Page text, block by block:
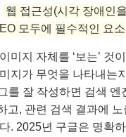
웹 접근성(시각 장애인
모두에 필수적인 요소
미지 자체를 ‘보는’ 것
지가 무엇을 나타내는
를 잘 작성하면 검색 엔
고, 관련 검색 결과에
. 2025년 구글은 명확